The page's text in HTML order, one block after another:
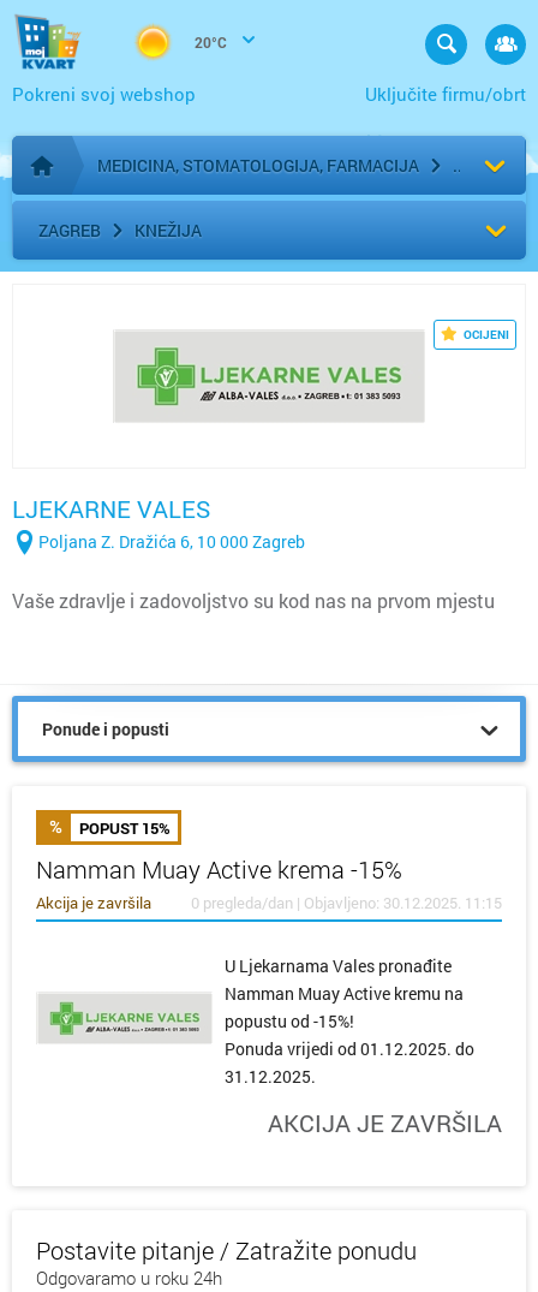
20°C
Uključite firmu/obrt
Pokreni svoj webshop
Početna stranica
MEDICINA, STOMATOLOGIJA, FARMACIJA
ZAGREB KNEŽIJA
OCIJENI
LJEKARNE VALES
Poljana Z. Dražića 6, 10 000 Zagreb
Vaše zdravlje i zadovoljstvo su kod nas na prvom mjestu
Ponude i popusti
POPUST 15%
Namman Muay Active krema -15%
Akcija je završila 0 pregleda/dan | Objavljeno: 30.12.2025. 11:15
U Ljekarnama Vales pronađite
Namman Muay Active kremu na
popustu od -15%!
Ponuda vrijedi od 01.12.2025. do
31.12.2025.
AKCIJA JE ZAVRŠILA
Postavite pitanje / Zatražite ponudu
Odgovaramo u roku 24h